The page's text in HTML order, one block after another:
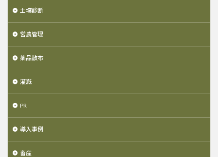
土壌診断
営農管理
薬品散布
灌漑
PR
導入事例
畜産